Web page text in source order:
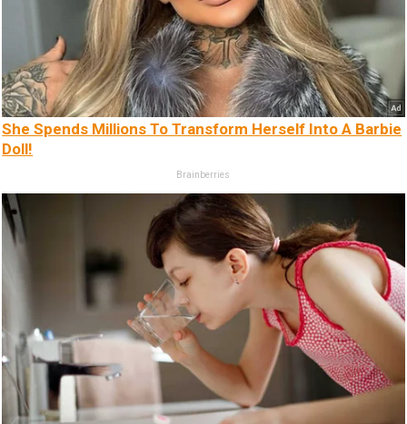
She Spends Millions To Transform Herself Into A Barbie
Doll!
Brainberries